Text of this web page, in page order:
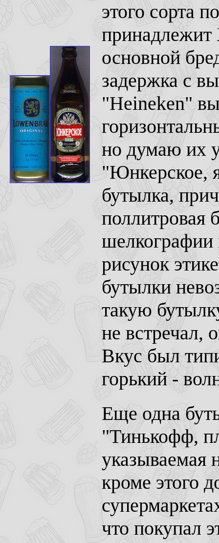
этого сорта
принадлежит
основной
задержка с
"Heineken"
но думаю их
"Юнкерское,
бутылка,
поллитровая
шелкографии
рисунок
бутылки
такую
не встречал,
Вкус был
горький -
Еще одна
"Тинькофф,
указываемая
кроме этого
что покупал